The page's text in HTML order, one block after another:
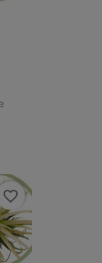
favorite_border